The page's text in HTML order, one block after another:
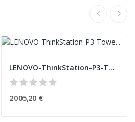
LENOVO-ThinkStation-P3-Tower-Intel-Core-i9-1390...
2 005,20 €